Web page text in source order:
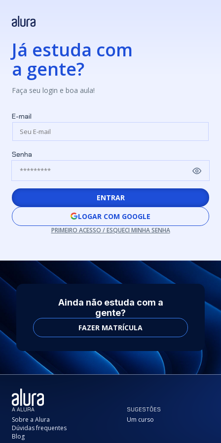
Já estuda com
a gente?
Faça seu login e boa aula!
E-mail
Senha
ENTRAR
LOGAR COM GOOGLE
PRIMEIRO ACESSO / ESQUECI MINHA SENHA
Ainda não estuda com a
gente?
FAZER MATRÍCULA
A ALURA
Sobre a Alura
Dúvidas frequentes
Blog
SUGESTÕES
Um curso